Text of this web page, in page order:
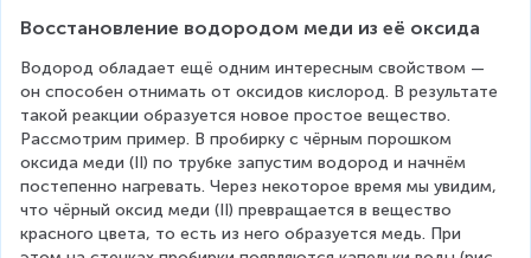
Восстановление водородом меди из её оксида
Водород обладает ещё одним интересным свойством —
он способен отнимать от оксидов кислород. В результате
такой реакции образуется новое простое вещество.
Рассмотрим пример. В пробирку с чёрным порошком
оксида меди (II) по трубке запустим водород и начнём
постепенно нагревать. Через некоторое время мы увидим,
что чёрный оксид меди (II) превращается в вещество
красного цвета, то есть из него образуется медь. При